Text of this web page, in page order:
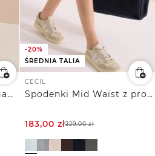
Spodenki z szeroką nogawką Mid Waist o luźnym kroju.
-20%
ŚREDNIA TALIA
CECIL
Spodenki Mid Waist z prostymi nogawkami o swobodnym kroju
183,00 zł229,00zł